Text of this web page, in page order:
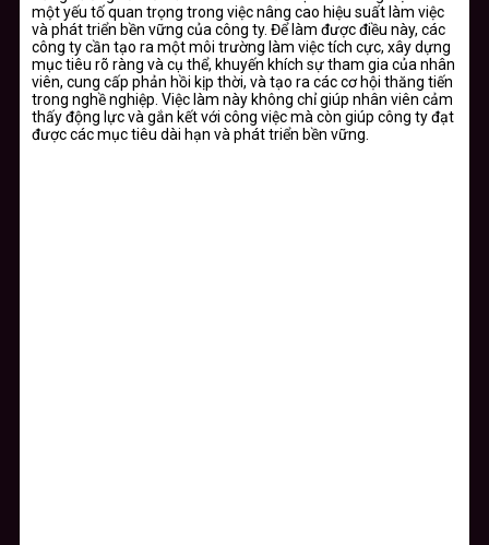
một yếu tố quan trọng trong việc nâng cao hiệu suất làm việc
và phát triển bền vững của công ty. Để làm được điều này, các
công ty cần tạo ra một môi trường làm việc tích cực, xây dựng
mục tiêu rõ ràng và cụ thể, khuyến khích sự tham gia của nhân
viên, cung cấp phản hồi kịp thời, và tạo ra các cơ hội thăng tiến
trong nghề nghiệp. Việc làm này không chỉ giúp nhân viên cảm
thấy động lực và gắn kết với công việc mà còn giúp công ty đạt
được các mục tiêu dài hạn và phát triển bền vững.